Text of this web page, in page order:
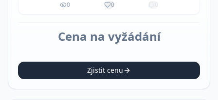
0 0 0
Cena na vyžádání
Zjistit cenu